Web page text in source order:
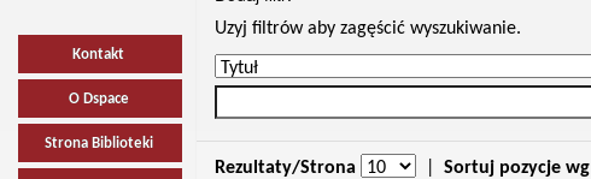
Kontakt
O Dspace
Strona Biblioteki
Uzyj filtrów aby zagęścić wyszukiwanie.
Rezultaty/Strona Sortuj pozycje wg